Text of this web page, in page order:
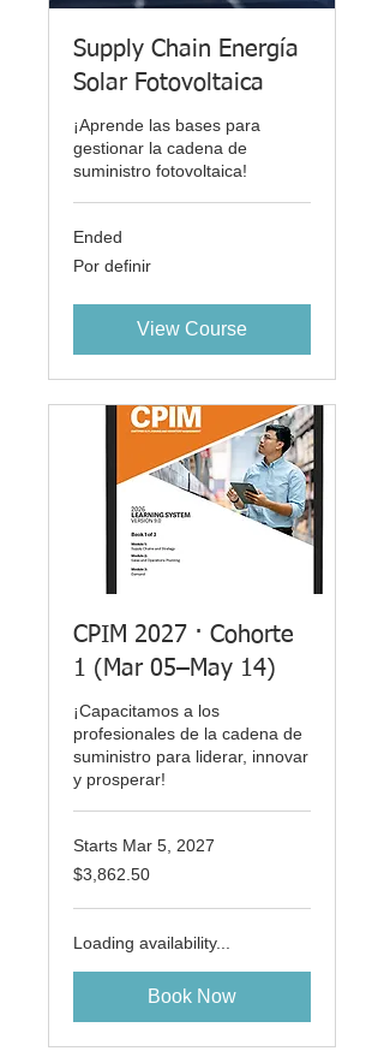
Supply Chain Energía
Solar Fotovoltaica
¡Aprende las bases para
gestionar la cadena de
suministro fotovoltaica!
Ended
Por
definir
Por definir
View Course
CPIM 2027 · Cohorte
1 (Mar 05–May 14)
¡Capacitamos a los
profesionales de la cadena de
suministro para liderar, innovar
y prosperar!
Starts Mar 5, 2027
3,862.50
US
$3,862.50
Loading availability...
Book Now